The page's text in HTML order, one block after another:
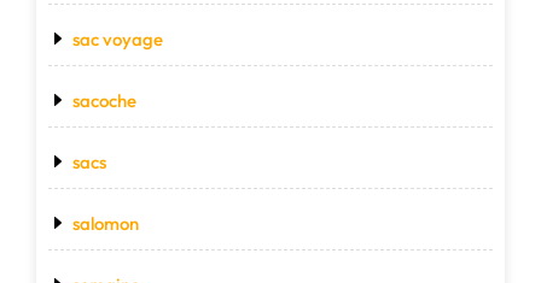
sac voyage
sacoche
sacs
salomon